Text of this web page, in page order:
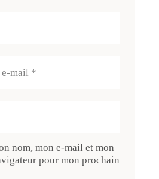
nom, mon e-mail et mon
pour mon prochain